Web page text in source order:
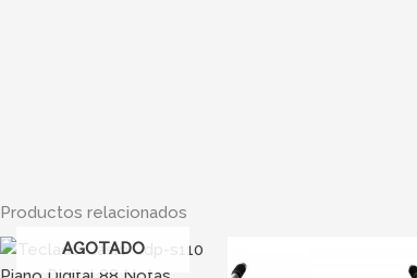
Productos relacionados
AGOTADO